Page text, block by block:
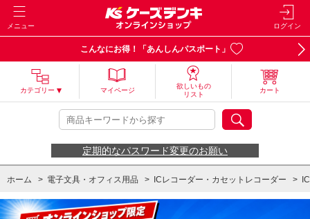
メニュー ログイン
こんなにお得！「あんしんパスポート」
カテゴリー マイページ
欲しいもの
リスト
カート
定期的なパスワード変更のお願い
ホーム > 電子文具・オフィス用品 > ICレコーダー・カセットレコーダー >
ホーム > デザイン家電【ICレコーダー】